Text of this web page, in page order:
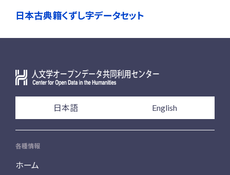
日本古典籍くずし字データセット
日本語 English
各種情報
ホーム